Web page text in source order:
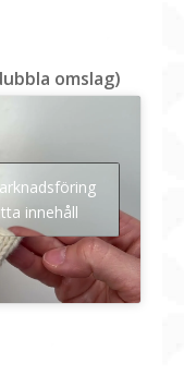
omslag)
innehåll